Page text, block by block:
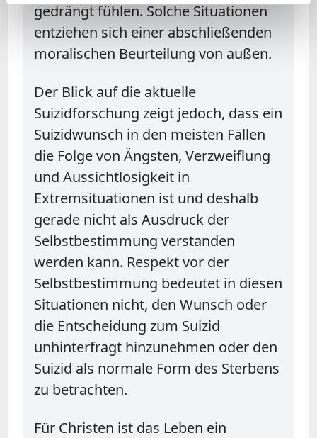
gedrängt fühlen. Solche Situationen
entziehen sich einer abschließenden
moralischen Beurteilung von außen.
Der Blick auf die aktuelle
Suizidforschung zeigt jedoch, dass ein
Suizidwunsch in den meisten Fällen
die Folge von Ängsten, Verzweiflung
und Aussichtlosigkeit in
Extremsituationen ist und deshalb
gerade nicht als Ausdruck der
Selbstbestimmung verstanden
werden kann. Respekt vor der
Selbstbestimmung bedeutet in diesen
Situationen nicht, den Wunsch oder
die Entscheidung zum Suizid
unhinterfragt hinzunehmen oder den
Suizid als normale Form des Sterbens
zu betrachten.
Für Christen ist das Leben ein